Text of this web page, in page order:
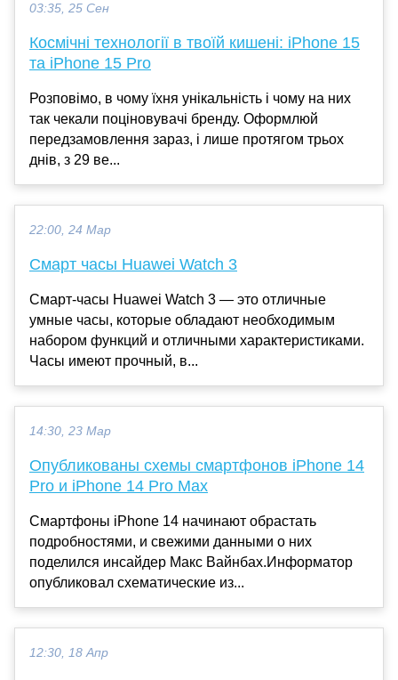
03:35, 25 Сен
Космічні технології в твоїй кишені: iPhone 15
та iPhone 15 Pro
Розповімо, в чому їхня унікальність і чому на них
так чекали поціновувачі бренду. Оформлюй
передзамовлення зараз, і лише протягом трьох
днів, з 29 ве...
22:00, 24 Мар
Смарт часы Huawei Watch 3
Смарт-часы Huawei Watch 3 — это отличные
умные часы, которые обладают необходимым
набором функций и отличными характеристиками.
Часы имеют прочный, в...
14:30, 23 Мар
Опубликованы схемы смартфонов iPhone 14
Pro и iPhone 14 Pro Max
Смартфоны iPhone 14 начинают обрастать
подробностями, и свежими данными о них
поделился инсайдер Макс Вайнбах.Информатор
опубликовал схематические из...
12:30, 18 Апр